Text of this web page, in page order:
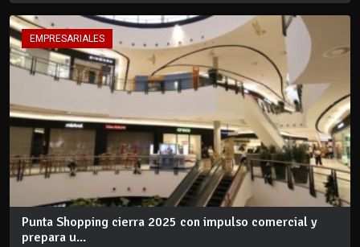
EMPRESARIALES
Punta Shopping cierra 2025 con impulso comercial y
prepara u...